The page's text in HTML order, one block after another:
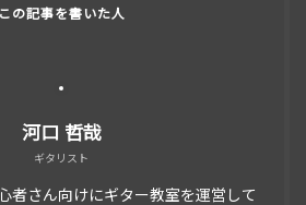
河口 哲哉
ギタリスト
者さん向けにギター教室を運営して